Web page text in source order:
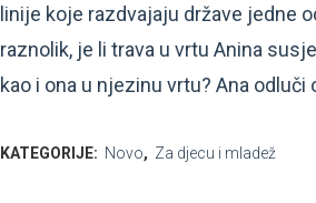
linije koje razdvajaju države jedne
raznolik, je li trava u vrtu Anina
kao i ona u njezinu vrtu? Ana
KATEGORIJE: Novo, Za djecu i mladež